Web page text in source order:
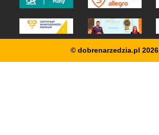
© dobrenarzedzia.pl 2026